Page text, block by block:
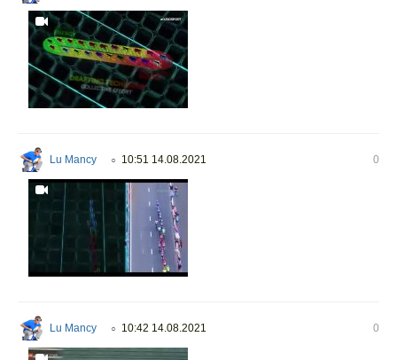
Lu Mancy ○ 10:51 14.08.2021 0
Lu Mancy ○ 10:42 14.08.2021 0